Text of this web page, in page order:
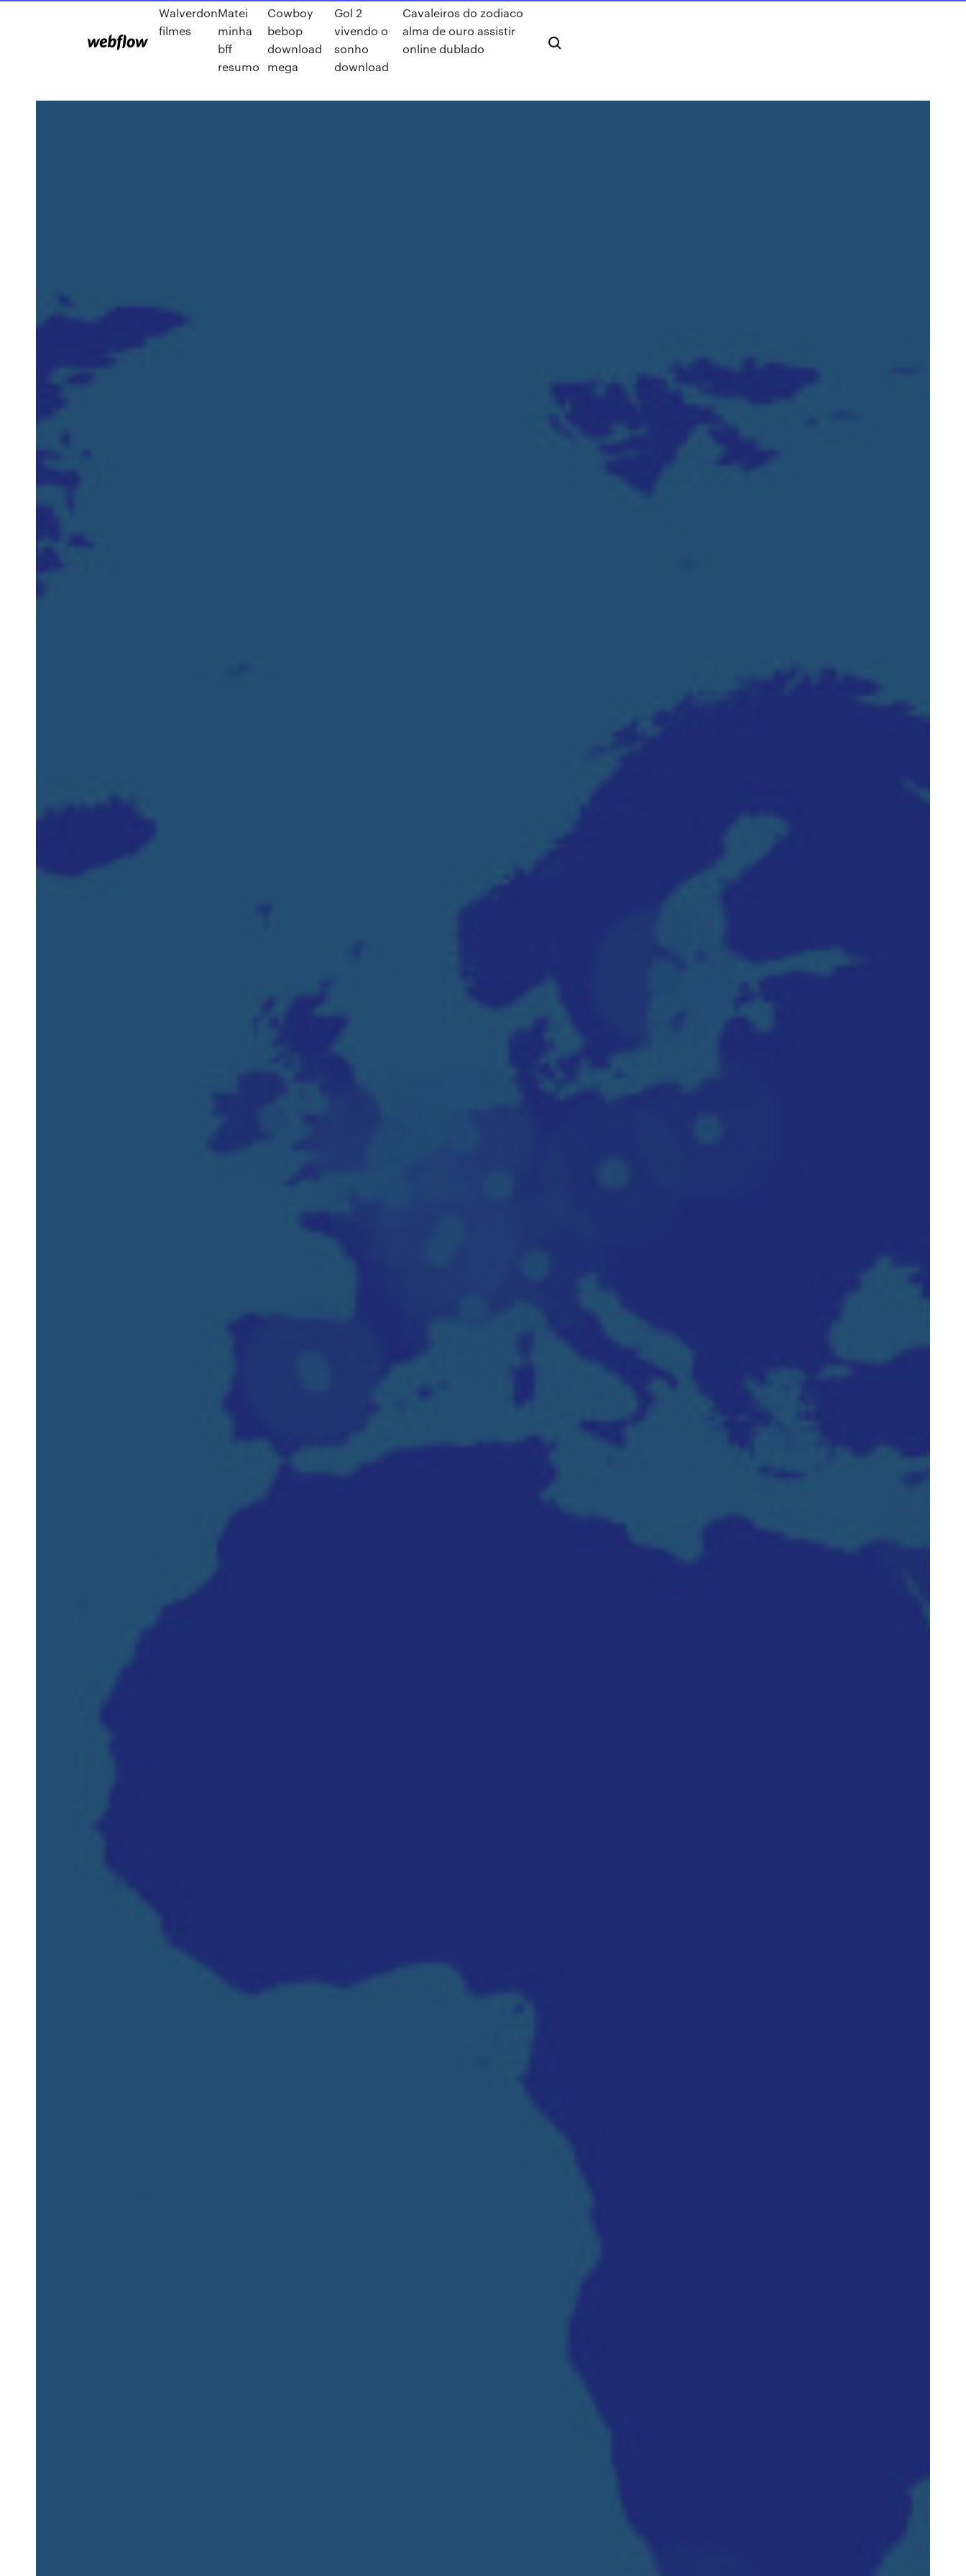
Walverdon
filmes
Matei
minha
bff
resumo
Cowboy
bebop
download
mega
Gol 2
vivendo o
sonho
download
Cavaleiros do zodiaco
alma de ouro assistir
online dublado